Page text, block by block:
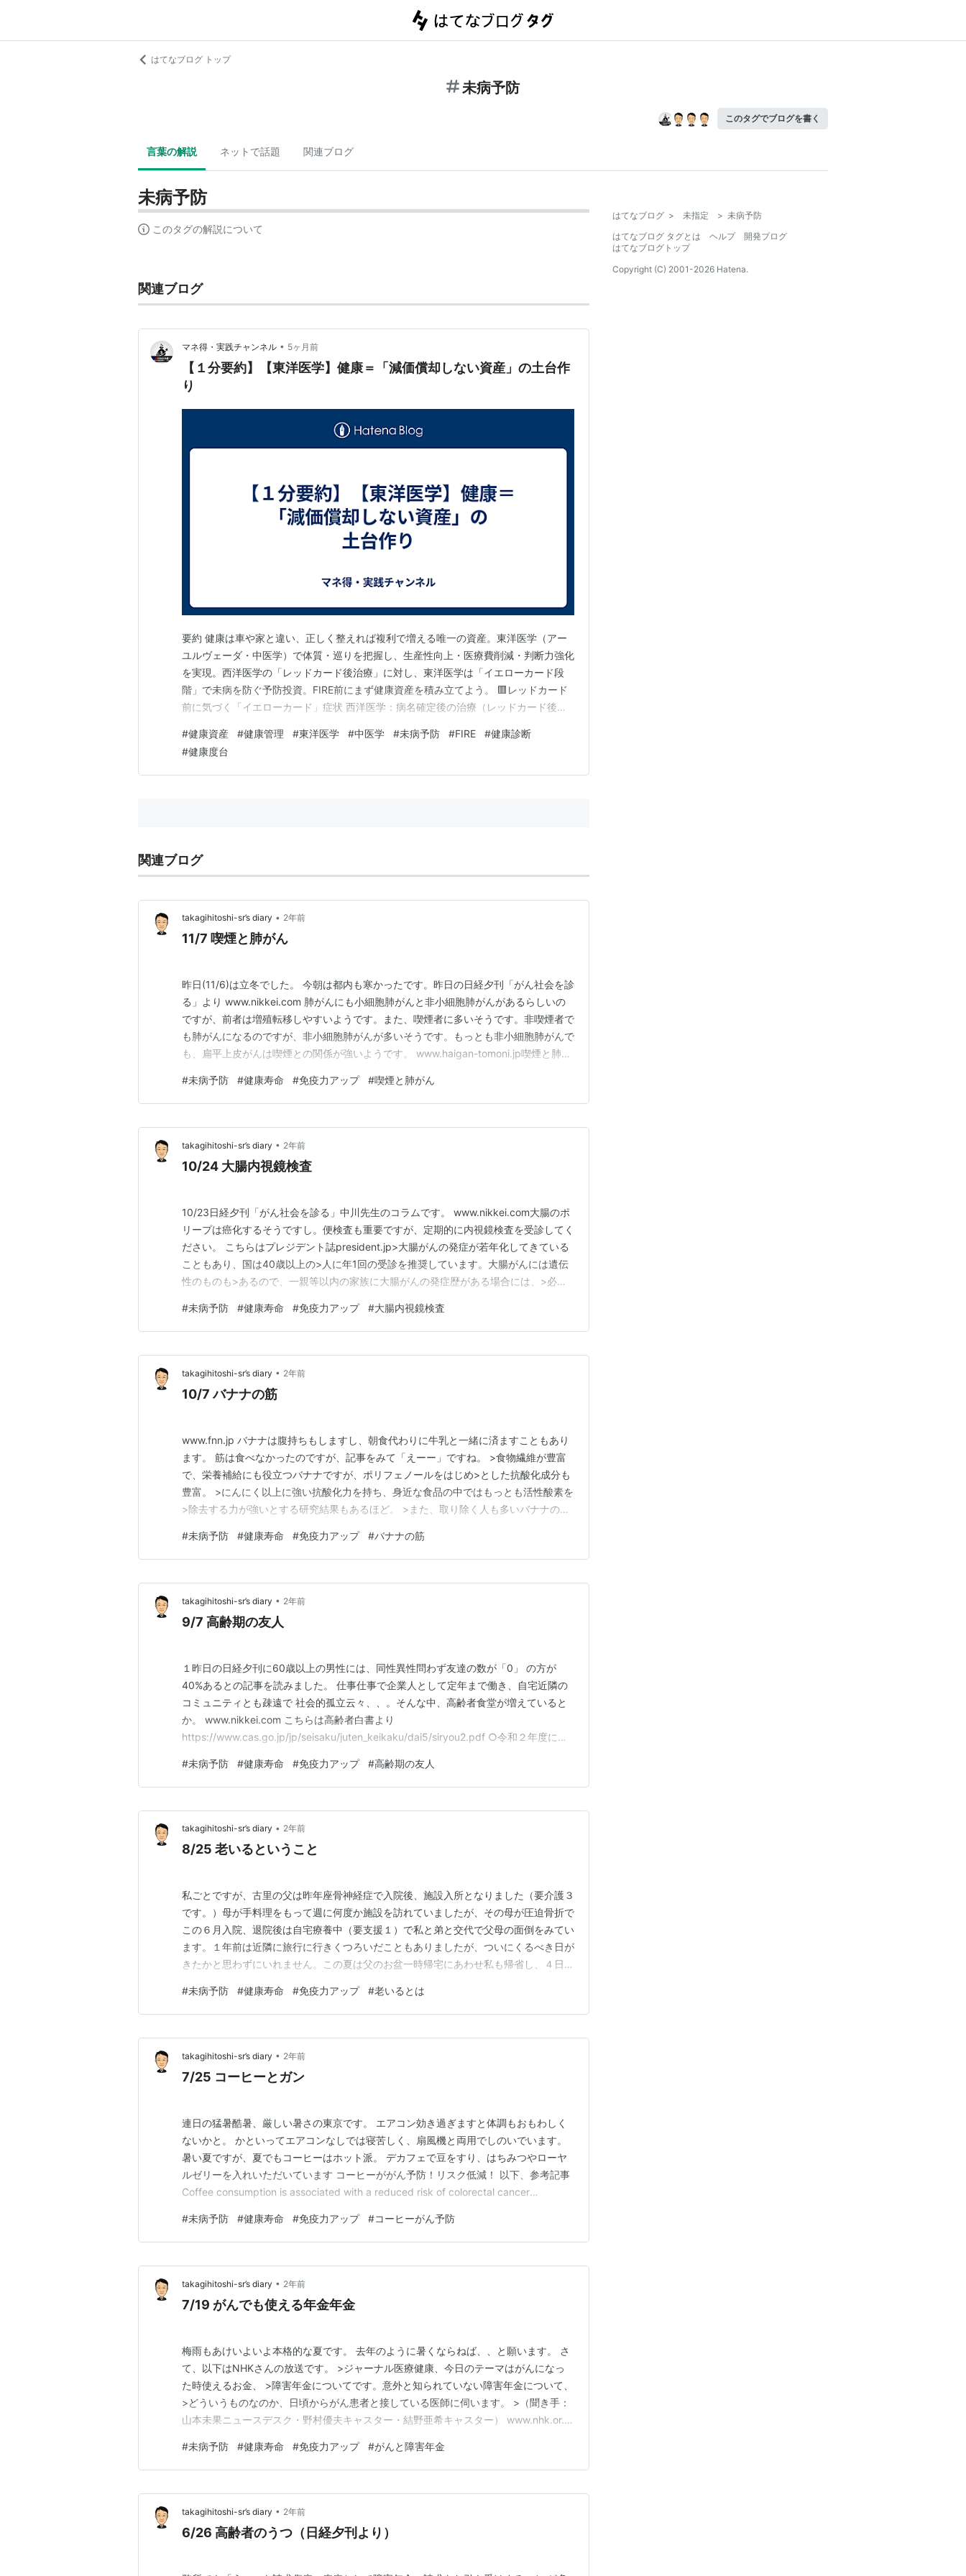
はてなブログ トップ
未病予防
このタグでブログを書く
言葉の解説 ネットで話題 関連ブログ
未病予防
このタグの解説について
関連ブログ
マネ得・実践チャンネル • 5ヶ月前
【１分要約】【東洋医学】健康＝「減価償却しない資産」の土台作
り
要約 健康は車や家と違い、正しく整えれば複利で増える唯一の資産。東洋医学（アー
ユルヴェーダ・中医学）で体質・巡りを把握し、生産性向上・医療費削減・判断力強化
を実現。西洋医学の「レッドカード後治療」に対し、東洋医学は「イエローカード段
階」で未病を防ぐ予防投資。FIRE前にまず健康資産を積み立てよう。 🟥レッドカード
前に気づく「イエローカード」症状 西洋医学：病名確定後の治療（レッドカード後）
なんとなく疲れる 理由なく涙が出る 冷え・便秘が続く これを無視すると、金融資産も
健康資産も強制退場。不調放置＝資産の静かな取り…
#健康資産 #健康管理 #東洋医学 #中医学 #未病予防 #FIRE #健康診断
#健康度台
関連ブログ
takagihitoshi-sr’s diary • 2年前
11/7 喫煙と肺がん
昨日(11/6)は立冬でした。 今朝は都内も寒かったです。昨日の日経夕刊「がん社会を診
る」より www.nikkei.com 肺がんにも小細胞肺がんと非小細胞肺がんがあるらしいの
ですが、前者は増殖転移しやすいようです。また、喫煙者に多いそうです。非喫煙者で
も肺がんになるのですが、非小細胞肺がんが多いそうです。もっとも非小細胞肺がんで
も、扁平上皮がんは喫煙との関係が強いようです。 www.haigan-tomoni.jp喫煙と肺が
ょうか。健康を維持して長く働き充実した人生を過ごしたいですね。
#未病予防 #健康寿命 #免疫力アップ #喫煙と肺がん
takagihitoshi-sr’s diary • 2年前
10/24 大腸内視鏡検査
10/23日経夕刊「がん社会を診る」中川先生のコラムです。 www.nikkei.com大腸のポ
リープは癌化するそうですし。便検査も重要ですが、定期的に内視鏡検査を受診してく
ださい。 こちらはプレジデント誌president.jp>大腸がんの発症が若年化してきている
こともあり、国は40歳以上の>人に年1回の受診を推奨しています。大腸がんには遺伝
性のものも>あるので、一親等以内の家族に大腸がんの発症歴がある場合には、>必ず
い、私も４０歳過ぎから受診しています。最初は６つポリープが見つかりましたよ。健
康寿命を伸ばして充実し…
#未病予防 #健康寿命 #免疫力アップ #大腸内視鏡検査
takagihitoshi-sr’s diary • 2年前
10/7 バナナの筋
www.fnn.jp バナナは腹持ちもしますし、朝食代わりに牛乳と一緒に済ますこともあり
ます。 筋は食べなかったのですが、記事をみて「えーー」ですね。 >食物繊維が豊富
で、栄養補給にも役立つバナナですが、ポリフェノールをはじめ>とした抗酸化成分も
豊富。 >にんにく以上に強い抗酸化力を持ち、身近な食品の中ではもっとも活性酸素を
>除去する力が強いとする研究結果もあるほど。 >また、取り除く人も多いバナナの皮
ります。 外の皮はちょっと、、ですが、 >バナナの筋は、栄養を送るための維管束と
いう部分。1gほどの量ですが、…
#未病予防 #健康寿命 #免疫力アップ #バナナの筋
takagihitoshi-sr’s diary • 2年前
9/7 高齢期の友人
１昨日の日経夕刊に60歳以上の男性には、同性異性問わず友達の数が「0」 の方が
40%あるとの記事を読みました。 仕事仕事で企業人として定年まで働き、自宅近隣の
コミュニティとも疎遠で 社会的孤立云々、、。そんな中、高齢者食堂が増えていると
か。 www.nikkei.com こちらは高齢者白書より
https://www.cas.go.jp/jp/seisaku/juten_keikaku/dai5/siryou2.pdf ○令和２年度に内
よると、高齢者の生活と意識に関する国際比較調査①出典：内閣府「第９…
#未病予防 #健康寿命 #免疫力アップ #高齢期の友人
takagihitoshi-sr’s diary • 2年前
8/25 老いるということ
私ごとですが、古里の父は昨年座骨神経症で入院後、施設入所となりました（要介護３
です。）母が手料理をもって週に何度か施設を訪れていましたが、その母が圧迫骨折で
この６月入院、退院後は自宅療養中（要支援１）で私と弟と交代で父母の面倒をみてい
ます。１年前は近隣に旅行に行きくつろいだこともありましたが、ついにくるべき日が
きたかと思わずにいれません。この夏は父のお盆一時帰宅にあわせ私も帰省し、４日間
して玄関先を尿だまりにしたり、それでも悪びれず母に悪態をつくところは昔のままで
した。「情けない」となじる母に「順番だから」となだめな…
#未病予防 #健康寿命 #免疫力アップ #老いるとは
takagihitoshi-sr’s diary • 2年前
7/25 コーヒーとガン
連日の猛暑酷暑、厳しい暑さの東京です。 エアコン効き過ぎますと体調もおもわしく
ないかと。 かといってエアコンなしでは寝苦しく、扇風機と両用でしのいでいます。
暑い夏ですが、夏でもコーヒーはホット派。 デカフェで豆をすり、はちみつやローヤ
ルゼリーを入れいただいています コーヒーががん予防！リスク低減！ 以下、参考記事
Coffee consumption is associated with a reduced risk of colorectal cancer
#未病予防 #健康寿命 #免疫力アップ #コーヒーがん予防
takagihitoshi-sr’s diary • 2年前
7/19 がんでも使える年金年金
梅雨もあけいよいよ本格的な夏です。 去年のように暑くならねば、、と願います。 さ
て、以下はNHKさんの放送です。 >ジャーナル医療健康、今日のテーマはがんになっ
た時使えるお金、 >障害年金についてです。意外と知られていない障害年金について、
>どういうものなのか、日頃からがん患者と接している医師に伺います。 >（聞き手：
山本未果ニュースデスク・野村優夫キャスター・結野亜希キャスター） www.nhk.or.jp
#未病予防 #健康寿命 #免疫力アップ #がんと障害年金
takagihitoshi-sr’s diary • 2年前
6/26 高齢者のうつ（日経夕刊より）
はてなブログ > 未指定 > 未病予防
はてなブログ タグとは
ヘルプ
開発ブログ
はてなブログトップ
Copyright (C) 2001-2026 Hatena.